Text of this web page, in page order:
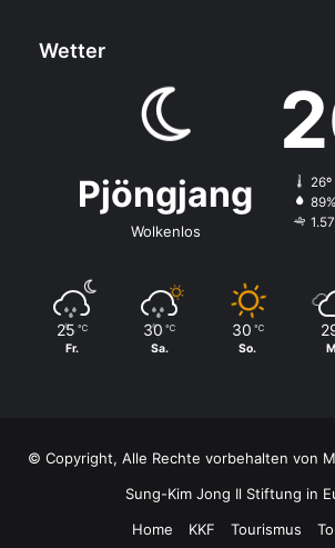
Wetter
Pjöngjang
Wolkenlos
89%
25 ℃
Fr.
30 ℃
Sa.
30 ℃
So.
© Copyright, Alle Rechte vorbehalten von
Sung-Kim Jong Il Stiftung in
Home
KKF Tourismus